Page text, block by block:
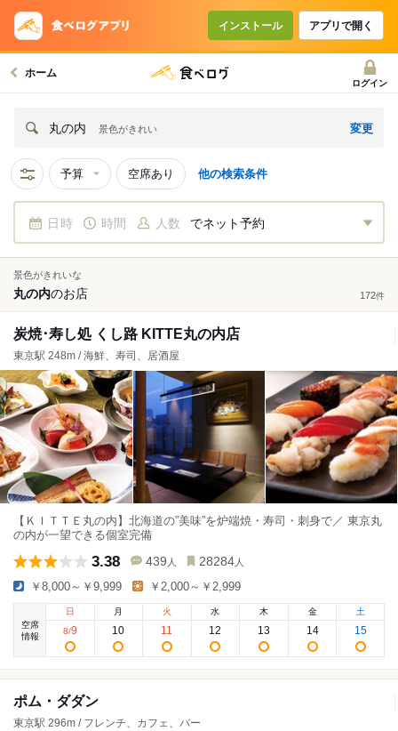
インストール アプリで開く
ホーム
ログイン
丸の内 景色がきれい 変更
予算 空席あり 他の検索条件
日時 時間 人数 でネット予約
景色がきれいな
丸の内のお店 172件
炭焼･寿し処 くし路 KITTE丸の内店
東京駅 248m / 海鮮、寿司、居酒屋
【ＫＩＴＴＥ丸の内】北海道の”美味”を炉端焼・寿司・刺身で／ 東京丸
の内が一望できる個室完備
3.38 439 人 28284 人
￥8,000～￥9,999 ￥2,000～￥2,999
空席
情報
日
8/9
月
10
火
11
水
12
木
13
金
14
土
15
ポム・ダダン
東京駅 296m / フレンチ、カフェ、バー